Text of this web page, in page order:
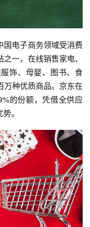
国电子商务领域受消费
一，在线销售家电、
饰、母婴、图书、食
万种优质商品。京东在
的份额，凭借全供应
。